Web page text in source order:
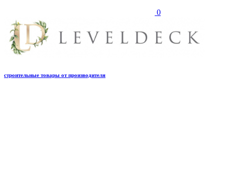
0
строительные товары от производителя